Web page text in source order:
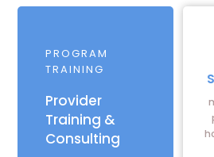
PROGRAM
TRAINING
Provider
Training &
Consulting